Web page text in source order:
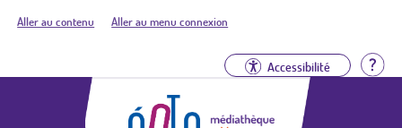
Aller au contenu Aller au menu connexion
Accessibilité